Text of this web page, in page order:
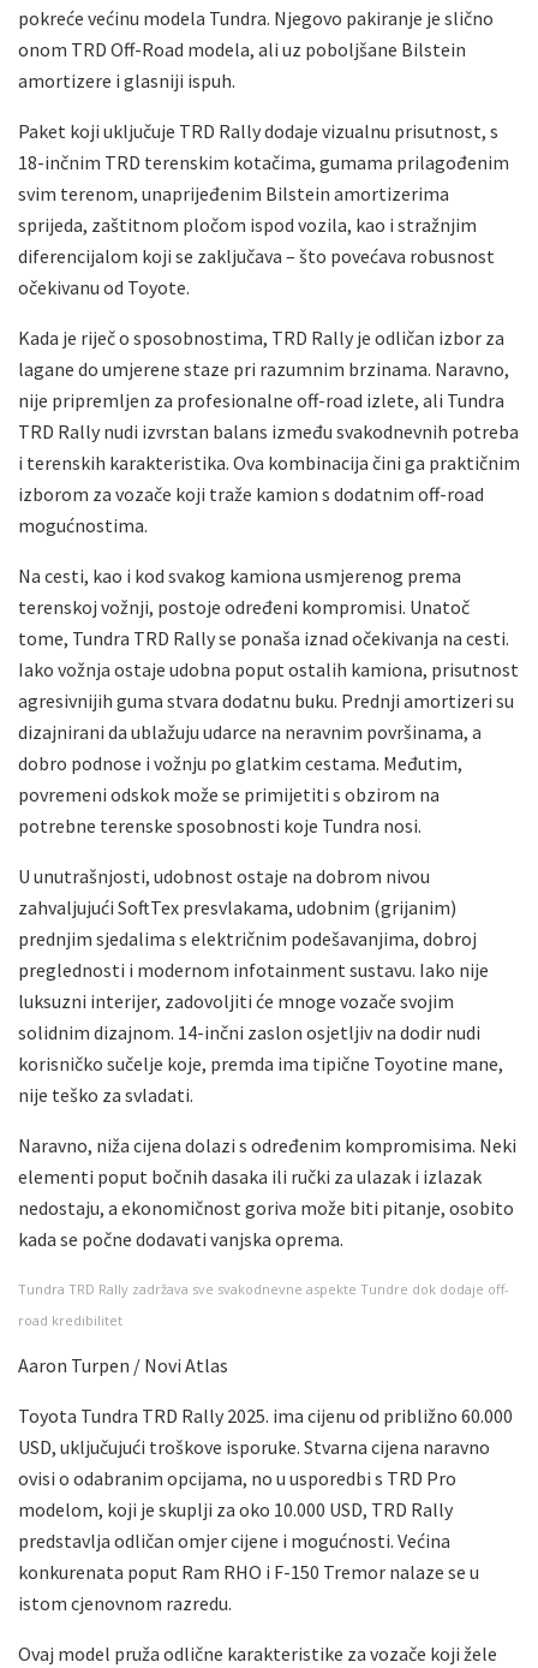
pokreće većinu modela Tundra. Njegovo pakiranje je slično
onom TRD Off-Road modela, ali uz poboljšane Bilstein
amortizere i glasniji ispuh.
Paket koji uključuje TRD Rally dodaje vizualnu prisutnost, s
18-inčnim TRD terenskim kotačima, gumama prilagođenim
svim terenom, unaprijeđenim Bilstein amortizerima
sprijeda, zaštitnom pločom ispod vozila, kao i stražnjim
diferencijalom koji se zaključava – što povećava robusnost
očekivanu od Toyote.
Kada je riječ o sposobnostima, TRD Rally je odličan izbor za
lagane do umjerene staze pri razumnim brzinama. Naravno,
nije pripremljen za profesionalne off-road izlete, ali Tundra
TRD Rally nudi izvrstan balans između svakodnevnih potreba
i terenskih karakteristika. Ova kombinacija čini ga praktičnim
izborom za vozače koji traže kamion s dodatnim off-road
mogućnostima.
Na cesti, kao i kod svakog kamiona usmjerenog prema
terenskoj vožnji, postoje određeni kompromisi. Unatoč
tome, Tundra TRD Rally se ponaša iznad očekivanja na cesti.
Iako vožnja ostaje udobna poput ostalih kamiona, prisutnost
agresivnijih guma stvara dodatnu buku. Prednji amortizeri su
dizajnirani da ublažuju udarce na neravnim površinama, a
dobro podnose i vožnju po glatkim cestama. Međutim,
povremeni odskok može se primijetiti s obzirom na
potrebne terenske sposobnosti koje Tundra nosi.
U unutrašnjosti, udobnost ostaje na dobrom nivou
zahvaljujući SoftTex presvlakama, udobnim (grijanim)
prednjim sjedalima s električnim podešavanjima, dobroj
preglednosti i modernom infotainment sustavu. Iako nije
luksuzni interijer, zadovoljiti će mnoge vozače svojim
solidnim dizajnom. 14-inčni zaslon osjetljiv na dodir nudi
korisničko sučelje koje, premda ima tipične Toyotine mane,
nije teško za svladati.
Naravno, niža cijena dolazi s određenim kompromisima. Neki
elementi poput bočnih dasaka ili ručki za ulazak i izlazak
nedostaju, a ekonomičnost goriva može biti pitanje, osobito
kada se počne dodavati vanjska oprema.
Tundra TRD Rally zadržava sve svakodnevne aspekte Tundre dok dodaje off-
road kredibilitet
Aaron Turpen / Novi Atlas
Toyota Tundra TRD Rally 2025. ima cijenu od približno 60.000
USD, uključujući troškove isporuke. Stvarna cijena naravno
ovisi o odabranim opcijama, no u usporedbi s TRD Pro
modelom, koji je skuplji za oko 10.000 USD, TRD Rally
predstavlja odličan omjer cijene i mogućnosti. Većina
konkurenata poput Ram RHO i F-150 Tremor nalaze se u
istom cjenovnom razredu.
Ovaj model pruža odlične karakteristike za vozače koji žele